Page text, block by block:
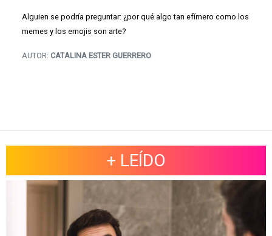
Alguien se podría preguntar: ¿por qué algo tan efímero como los
memes y los emojis son arte?
AUTOR: CATALINA ESTER GUERRERO
+ LEÍDO